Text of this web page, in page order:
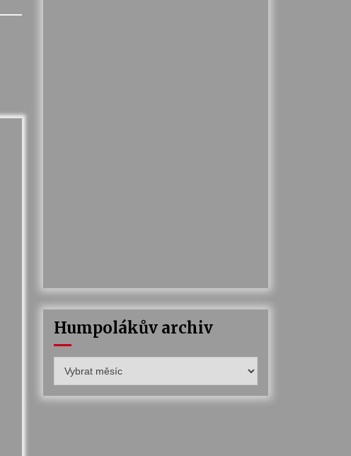
Humpolákův archiv
archiv